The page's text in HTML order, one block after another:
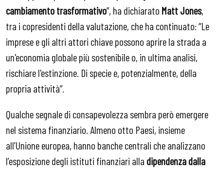
cambiamento trasformativo”, ha dichiarato Matt Jones,
tra i copresidenti della valutazione, che ha continuato: “Le
imprese e gli altri attori chiave possono aprire la strada a
un'economia globale più sostenibile o, in ultima analisi,
rischiare l'estinzione. Di specie e, potenzialmente, della
propria attività”.
Qualche segnale di consapevolezza sembra però emergere
nel sistema finanziario. Almeno otto Paesi, insieme
all’Unione europea, hanno banche centrali che analizzano
l’esposizione degli istituti finanziari alla dipendenza dalla